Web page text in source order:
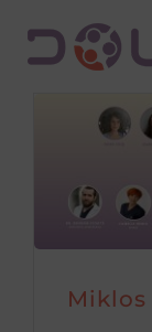
Servicii
Miklos